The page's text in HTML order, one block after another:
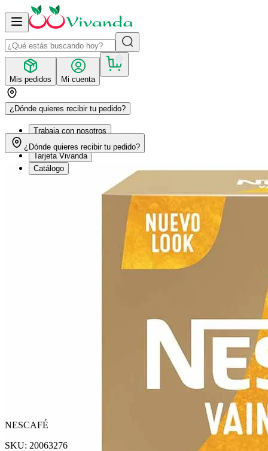
Mis pedidos Mi cuenta
¿Dónde quieres recibir tu pedido?
Trabaja con nosotros
Recetas
Tarjeta Vivanda
Catálogo
¿Dónde quieres recibir tu pedido?
NESCAFÉ
SKU: 20063276